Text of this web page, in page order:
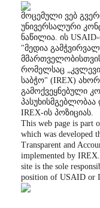
მოცემული ვებ
უნივერსალური
ნაწილია. ის
"მედია
რომელსაც
საბჭო" (IREX)
გამოქვეყნებული
პასუხისმგებლობაა
IREX-ის პოზიციას.
This web page is part
which was developed
Transparent and
implemented by
site is the sole
position of USAID or